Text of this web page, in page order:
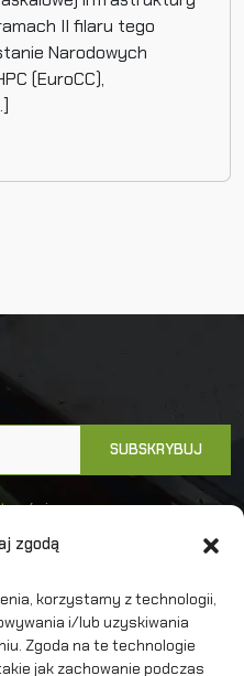
zgodą
korzystamy z technologii,
i/lub uzyskiwania
Zgoda na te technologie
jak zachowanie podczas
II filaru tego
Narodowych
(EuroCC),